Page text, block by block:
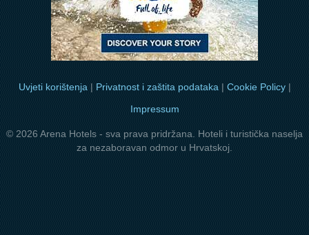
Uvjeti korištenja | Privatnost i zaštita podataka | Cookie Policy|
Impressum
© 2026 Arena Hotels - sva prava pridržana. Hoteli i turistička naselja
za nezaboravan odmor u Hrvatskoj.